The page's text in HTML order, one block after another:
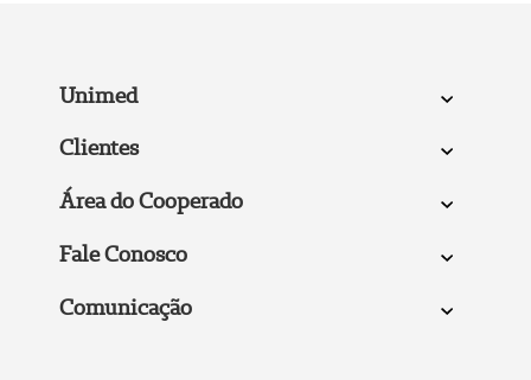
Unimed
Clientes
Área do Cooperado
Fale Conosco
Comunicação